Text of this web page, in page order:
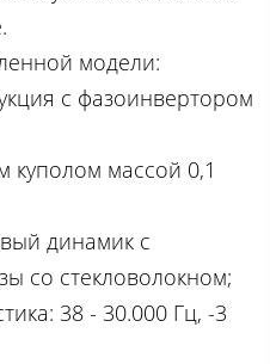
модели:
с фазоинвертором
куполом массой 0,1
динамик с
со стекловолокном;
38 - 30.000 Гц, -3